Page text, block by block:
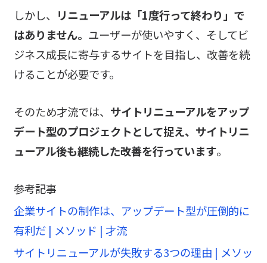
しかし、
リニューアルは「1度行って終わり」で
はありません。 ユーザーが使いやすく、そしてビ
ジネス成長に寄与するサイトを目指し、改善を続
けることが必要です。
そのため才流では、 サイトリニューアルをアップ
デート型のプロジェクトとして捉え、サイトリニ
ューアル後も継続した改善を行っています。
参考記事
企業サイトの制作は、アップデート型が圧倒的に
有利だ | メソッド | 才流
サイトリニューアルが失敗する3つの理由 | メソッ